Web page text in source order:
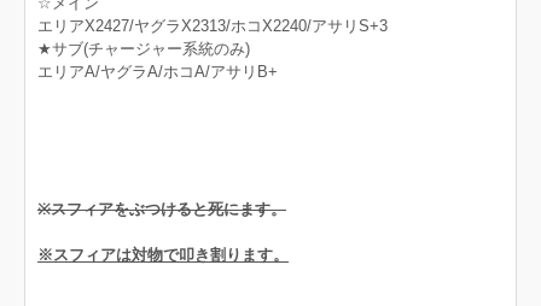
エリアX2427/ヤグラX2313/ホコX2240/アサリS+3
★サブ(チャージャー系統のみ)
エリアA/ヤグラA/ホコA/アサリB+
※スフィアをぶつけると死にます。
※スフィアは対物で叩き割ります。